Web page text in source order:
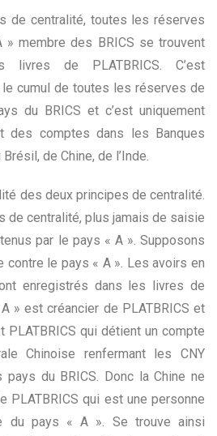
de centralité, toutes les réserves
» membre des BRICS se trouvent
livres de PLATBRICS. C’est
le cumul de toutes les réserves de
du BRICS et c’est uniquement
des comptes dans les Banques
de Chine, de l’Inde.
des deux principes de centralité.
de centralité, plus jamais de saisie
par le pays « A ». Supposons
contre le pays « A ». Les avoirs en
enregistrés dans les livres de
» est créancier de PLATBRICS et
PLATBRICS qui détient un compte
Chinoise renfermant les CNY
pays du BRICS. Donc la Chine ne
PLATBRICS qui est une personne
du pays « A ». Se trouve ainsi